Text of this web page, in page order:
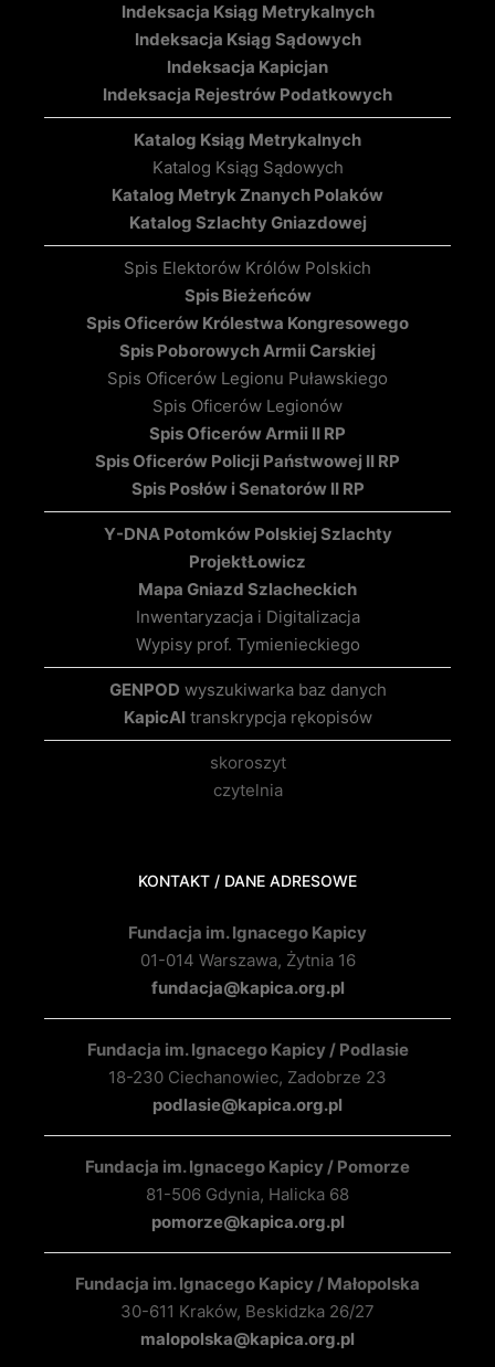
Indeksacja Ksiąg Metrykalnych
Indeksacja Ksiąg Sądowych
Indeksacja Kapicjan
Indeksacja Rejestrów Podatkowych
Katalog Ksiąg Metrykalnych
Katalog Ksiąg Sądowych
Katalog Metryk Znanych Polaków
Katalog Szlachty Gniazdowej
Spis Elektorów Królów Polskich
Spis Bieżeńców
Spis Oficerów Królestwa Kongresowego
Spis Poborowych Armii Carskiej
Spis Oficerów Legionu Puławskiego
Spis Oficerów Legionów
Spis Oficerów Armii II RP
Spis Oficerów Policji Państwowej II RP
Spis Posłów i Senatorów II RP
Y-DNA Potomków Polskiej Szlachty
ProjektŁowicz
Mapa Gniazd Szlacheckich
Inwentaryzacja i Digitalizacja
Wypisy prof. Tymienieckiego
GENPOD wyszukiwarka baz danych
KapicAItranskrypcja rękopisów
skoroszyt
czytelnia
KONTAKT / DANE ADRESOWE
Fundacja im. Ignacego Kapicy
01-014 Warszawa, Żytnia 16
fundacja@kapica.org.pl
Fundacja im. Ignacego Kapicy / Podlasie
18-230 Ciechanowiec, Zadobrze 23
podlasie@kapica.org.pl
Fundacja im. Ignacego Kapicy / Pomorze
81-506 Gdynia, Halicka 68
pomorze@kapica.org.pl
Fundacja im. Ignacego Kapicy / Małopolska
30-611 Kraków, Beskidzka 26/27
malopolska@kapica.org.pl